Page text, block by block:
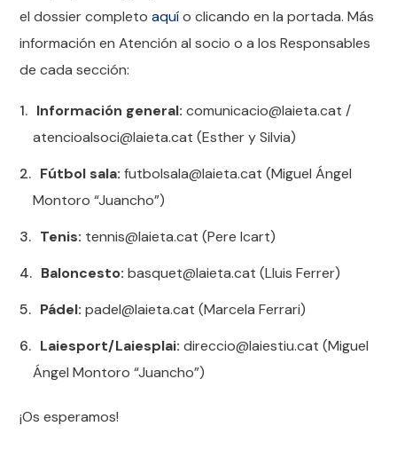
el dossier completoaquío clicando en la portada. Más
información en Atención al socio o a los Responsables
de cada sección:
Información general: comunicacio@laieta.cat /
atencioalsoci@laieta.cat (Esther y Silvia)
Fútbol sala: futbolsala@laieta.cat (Miguel Ángel
Montoro “Juancho”)
Tenis: tennis@laieta.cat (Pere Icart)
Baloncesto: basquet@laieta.cat (Lluis Ferrer)
Pádel: padel@laieta.cat (Marcela Ferrari)
Laiesport/Laiesplai: direccio@laiestiu.cat (Miguel
Ángel Montoro “Juancho”)
¡Os esperamos!